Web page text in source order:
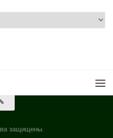
защищены.